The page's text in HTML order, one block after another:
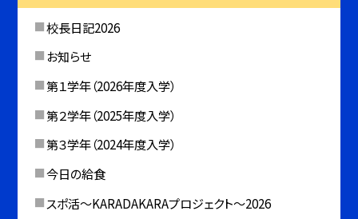
校長日記2026
お知らせ
第１学年（2026年度入学）
第２学年（2025年度入学）
第３学年（2024年度入学）
今日の給食
スポ活～KARADAKARAプロジェクト～2026